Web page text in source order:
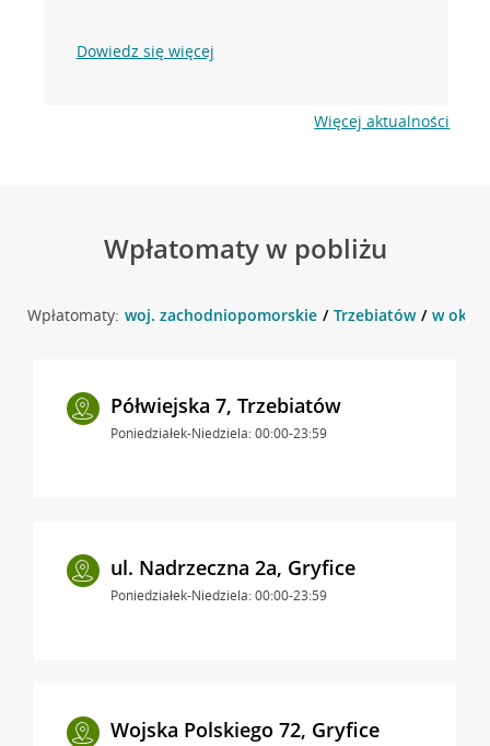
Dowiedz się więcej
Więcej aktualności
Wpłatomaty w pobliżu
Wpłatomaty: woj. zachodniopomorskie Trzebiatów w
Półwiejska 7, Trzebiatów
Poniedziałek-Niedziela: 00:00-23:59
ul. Nadrzeczna 2a, Gryfice
Poniedziałek-Niedziela: 00:00-23:59
Wojska Polskiego 72, Gryfice